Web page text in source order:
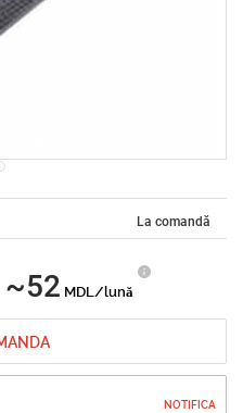
La comandă
~52 MDL/lună
NOTIFICA